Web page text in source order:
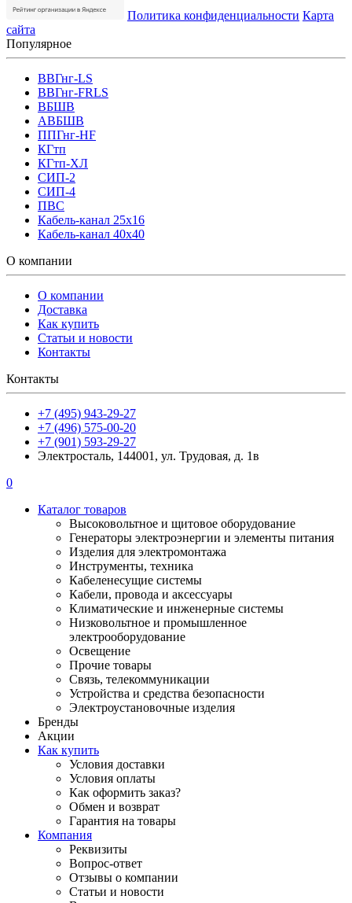
Политика конфиденциальности Карта
сайта
Популярное
ВВГнг-LS
ВВГнг-FRLS
ВБШВ
АВБШВ
ППГнг-HF
КГтп
КГтп-ХЛ
СИП-2
СИП-4
ПВС
Кабель-канал 25х16
Кабель-канал 40х40
О компании
О компании
Доставка
Как купить
Статьи и новости
Контакты
Контакты
+7 (495) 943-29-27
+7 (496) 575-00-20
+7 (901) 593-29-27
Электросталь, 144001, ул. Трудовая, д. 1в
0
Каталог товаров
Высоковольтное и щитовое оборудование
Генераторы электроэнергии и элементы питания
Изделия для электромонтажа
Инструменты, техника
Кабеленесущие системы
Кабели, провода и аксессуары
Климатические и инженерные системы
Низковольтное и промышленное
электрооборудование
Освещение
Прочие товары
Связь, телекоммуникации
Устройства и средства безопасности
Электроустановочные изделия
Бренды
Акции
Как купить
Условия доставки
Условия оплаты
Как оформить заказ?
Обмен и возврат
Гарантия на товары
Компания
Реквизиты
Вопрос-ответ
Отзывы о компании
Статьи и новости